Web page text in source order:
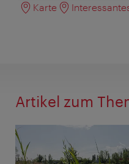
Karte
Artikel zum